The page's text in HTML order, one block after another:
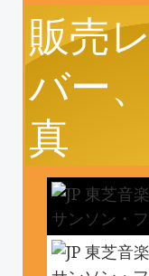
販売
バー
真